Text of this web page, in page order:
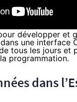
développer et
une interface
tous les jours
programmation.
dans